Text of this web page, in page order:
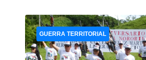
GUERRA TERRITORIAL